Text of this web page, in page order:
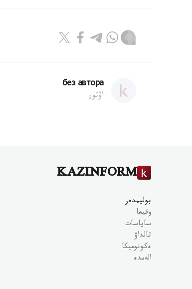
без автора
اۆتور
KAZINFORM
بوليمدەر
وقيعا
ساياسات
تالداۋ
ەكونوميكا
الەمدە